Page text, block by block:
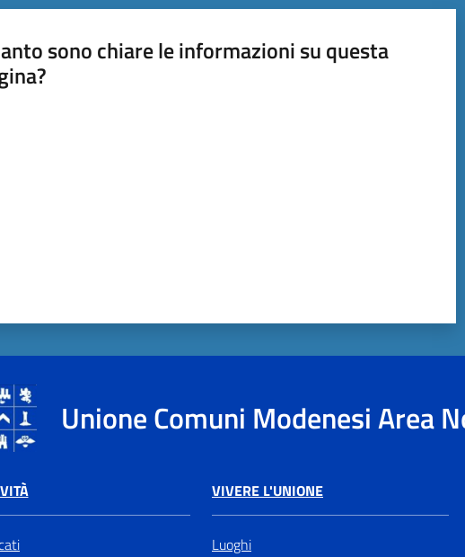
sono chiare le informazioni su questa
Unione Comuni Modenesi Area
VIVERE L'UNIONE
Luoghi